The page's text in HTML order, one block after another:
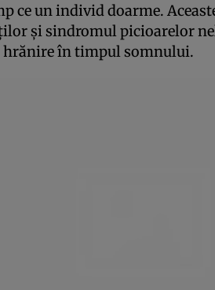
ce un individ doarme.
şi sindromul picioarelor
hrănire în timpul somnului.